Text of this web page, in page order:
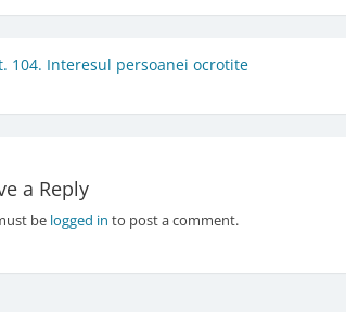
104. Interesul persoanei ocrotite
a Reply
be logged in to post a comment.